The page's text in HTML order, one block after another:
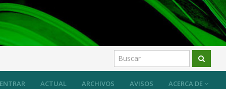
ACTUAL ARCHIVOS AVISOS ACERCA DE
ENTRAR